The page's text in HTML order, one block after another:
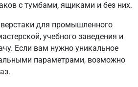
с тумбами, ящиками и без них.
для промышленного
учебного заведения и
Если вам нужно уникальное
параметрами, возможно